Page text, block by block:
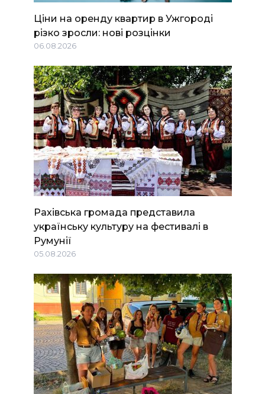
Ціни на оренду квартир в Ужгороді
різко зросли: нові розцінки
06.08.2026
Рахівська громада представила
українську культуру на фестивалі в
Румунії
05.08.2026